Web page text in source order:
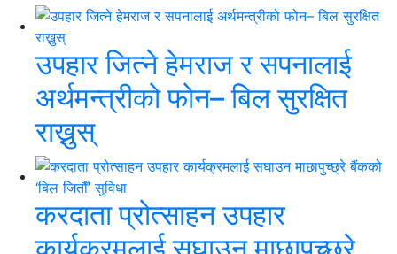
उपहार जित्ने हेमराज र सपनालाई
अर्थमन्त्रीको फोन– बिल सुरक्षित
राख्नुस्
करदाता प्रोत्साहन उपहार